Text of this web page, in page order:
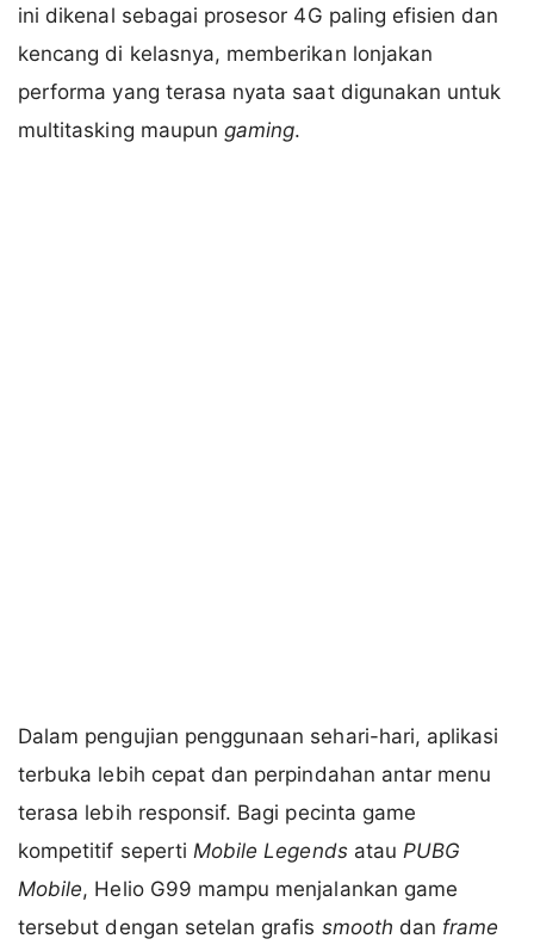
ini dikenal sebagai prosesor 4G paling efisien dan
kencang di kelasnya, memberikan lonjakan
performa yang terasa nyata saat digunakan untuk
multitasking maupungaming.
Dalam pengujian penggunaan sehari-hari, aplikasi
terbuka lebih cepat dan perpindahan antar menu
terasa lebih responsif. Bagi pecinta game
kompetitif seperti Mobile Legendsatau PUBG
Mobile, Helio G99 mampu menjalankan game
tersebut dengan setelan grafis smooth dan frame